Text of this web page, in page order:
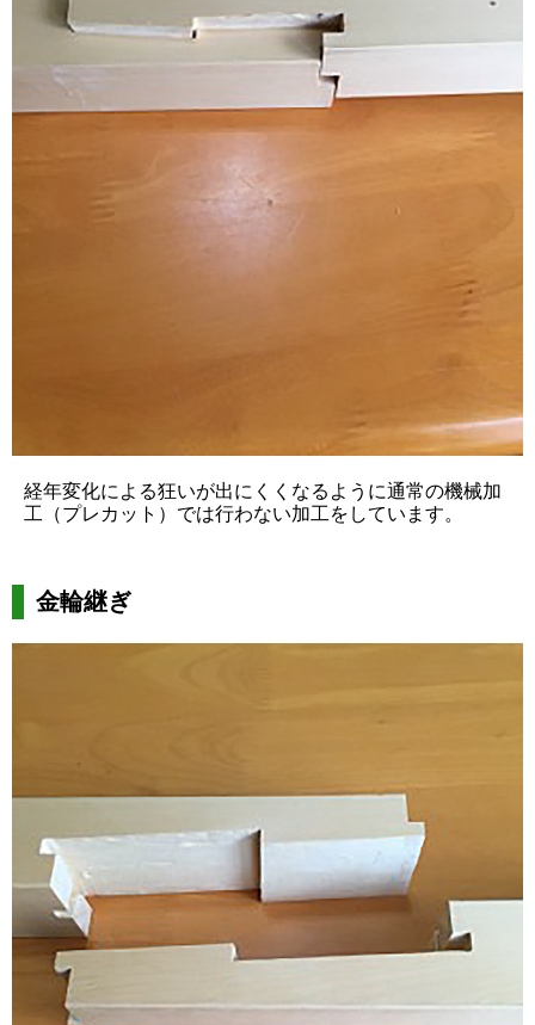
経年変化による狂いが出にくくなるように通常の機械加
工（プレカット）では行わない加工をしています。
金輪継ぎ